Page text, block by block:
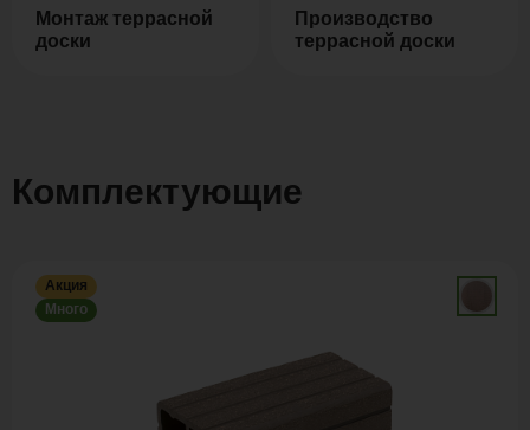
Монтаж террасной
доски
Производство
террасной доски
Комплектующие
Акция
Много